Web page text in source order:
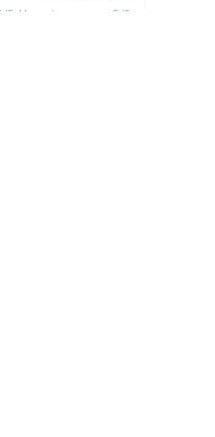
/5 Цена / качество 5 /5